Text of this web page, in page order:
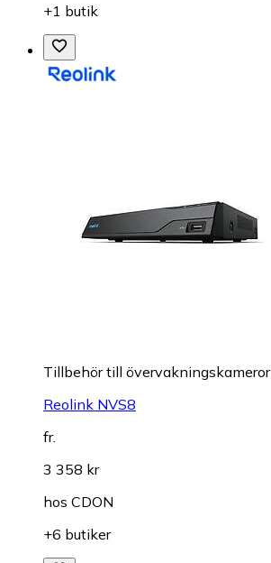
+1 butik
Tillbehör till övervakningskameror
Reolink NVS8
fr.
3 358 kr
hos CDON
+6 butiker